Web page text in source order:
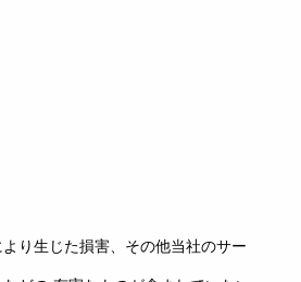
り生じた損害、その他当社のサー